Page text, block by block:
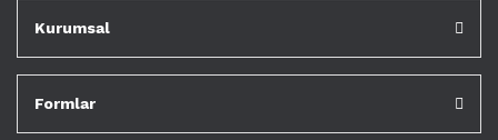
Kurumsal
Formlar